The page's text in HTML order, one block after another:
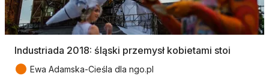
Industriada 2018: śląski przemysł kobietami stoi
● Ewa Adamska-Cieśla dla ngo.pl